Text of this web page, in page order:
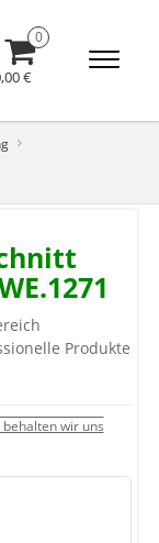
€
Produkte
wir uns